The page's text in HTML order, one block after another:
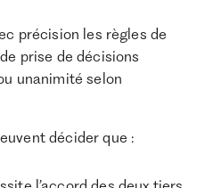
précision les règles de
prise de décisions
unanimité selon
décider que :